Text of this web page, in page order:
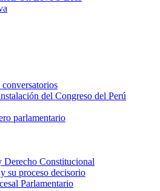
del Congreso del Perú
parlamentario
Derecho Constitucional
su proceso decisorio
Parlamentario